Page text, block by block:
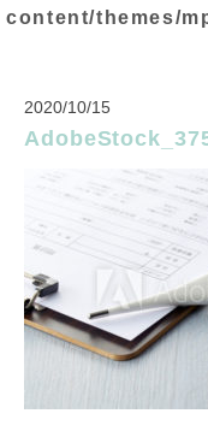
content/themes/
2020/10/15